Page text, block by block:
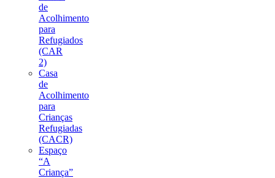
de
Acolhimento
para
Refugiados
(CAR
2)
Casa
de
Acolhimento
para
Crianças
Refugiadas
(CACR)
Espaço
“A
Criança”